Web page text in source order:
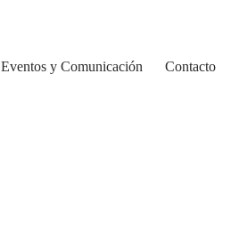
Eventos y Comunicación Contacto